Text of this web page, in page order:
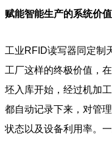
赋能智能生产的系统价值
工业RFID读写器同定制
工厂这样的终极价值，
坯入库开始，经过机加
都自动记录下来，对管
状态以及设备利用率。